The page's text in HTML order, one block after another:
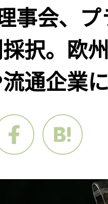
事会、
択。欧
通企業